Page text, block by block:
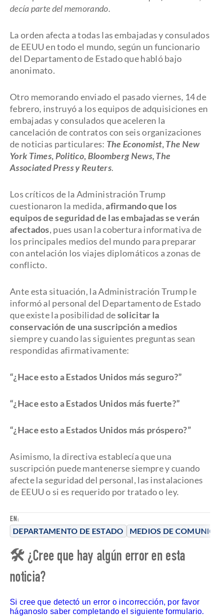
EN:
DEPARTAMENTO DE ESTADO MEDIOS DE
decía parte del memorando.
La orden afecta a todas las embajadas y consulados
de EEUU en todo el mundo, según un funcionario
del Departamento de Estado que habló bajo
anonimato.
Otro memorando enviado el pasado viernes, 14 de
febrero, instruyó a los equipos de adquisiciones en
embajadas y consulados que aceleren la
cancelación de contratos con seis organizaciones
de noticias particulares: The Economist,The New
York Times, Politico,Bloomberg News,The
Associated Press y Reuters.
Los críticos de la Administración Trump
cuestionaron la medida,afirmando que los
equipos de seguridad de las embajadas se verán
afectados, pues usan la cobertura informativa de
los principales medios del mundo para preparar
con antelación los viajes diplomáticos a zonas de
conflicto.
Ante esta situación, la Administración Trump le
informó al personal del Departamento de Estado
que existe la posibilidad desolicitar la
conservación de una suscripción a medios
siempre y cuando las siguientes preguntas sean
respondidas afirmativamente:
“¿Hace esto a Estados Unidos más seguro?”
“¿Hace esto a Estados Unidos más fuerte?”
“¿Hace esto a Estados Unidos más próspero?”
Asimismo, la directiva establecía que una
suscripción puede mantenerse siempre y cuando
afecte la seguridad del personal, las instalaciones
de EEUU o si es requerido por tratado o ley.
🛠 ¿Cree que hay algún error en esta
noticia?
Si cree que detectó un error o incorrección, por favor
háganoslo saber completando el siguiente formulario.